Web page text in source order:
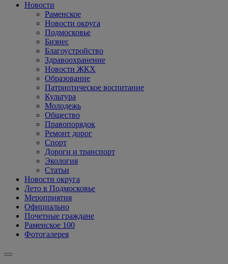
Новости
Раменское
Новости округа
Подмосковье
Бизнес
Благоустройство
Здравоохранение
Новости ЖКХ
Образование
Патриотическое воспитание
Культура
Молодежь
Общество
Правопорядок
Ремонт дорог
Спорт
Дороги и транспорт
Экология
Статьи
Новости округа
Лето в Подмосковье
Мероприятия
Официально
Почетные граждане
Раменское 100
Фотогалерея